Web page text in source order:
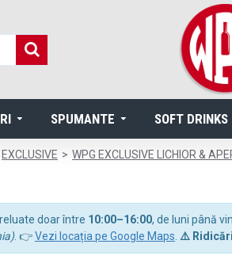
SPUMANTE SOFT DRINKS
EXCLUSIVE WPG EXCLUSIVE LICHIOR &
doar între 10:00–16:00, de luni până
. 👉Vezi locația pe Google Maps ⚠️